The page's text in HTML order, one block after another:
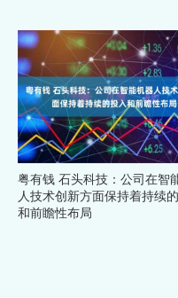
粤有钱 石头科技：公司在智
人技术创新方面保持着持续
和前瞻性布局